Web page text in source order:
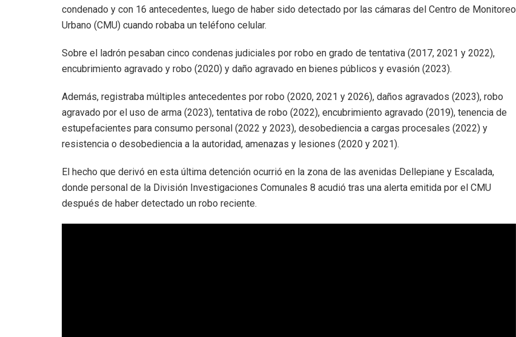
condenado y con 16 antecedentes, luego de haber sido detectado por las cámaras del Centro de Monitoreo
Urbano (CMU) cuando robaba un teléfono celular.
Sobre el ladrón pesaban cinco condenas judiciales por robo en grado de tentativa (2017, 2021 y 2022),
encubrimiento agravado y robo (2020) y daño agravado en bienes públicos y evasión (2023).
Además, registraba múltiples antecedentes por robo (2020, 2021 y 2026), daños agravados (2023), robo
agravado por el uso de arma (2023), tentativa de robo (2022), encubrimiento agravado (2019), tenencia de
estupefacientes para consumo personal (2022 y 2023), desobediencia a cargas procesales (2022) y
resistencia o desobediencia a la autoridad, amenazas y lesiones (2020 y 2021).
El hecho que derivó en esta última detención ocurrió en la zona de las avenidas Dellepiane y Escalada,
donde personal de la División Investigaciones Comunales 8 acudió tras una alerta emitida por el CMU
después de haber detectado un robo reciente.